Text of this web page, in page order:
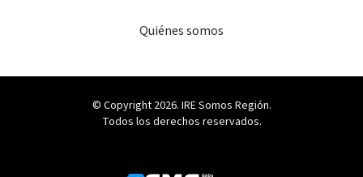
Quiénes somos
© Copyright 2026. IRE Somos Región.
Todos los derechos reservados.